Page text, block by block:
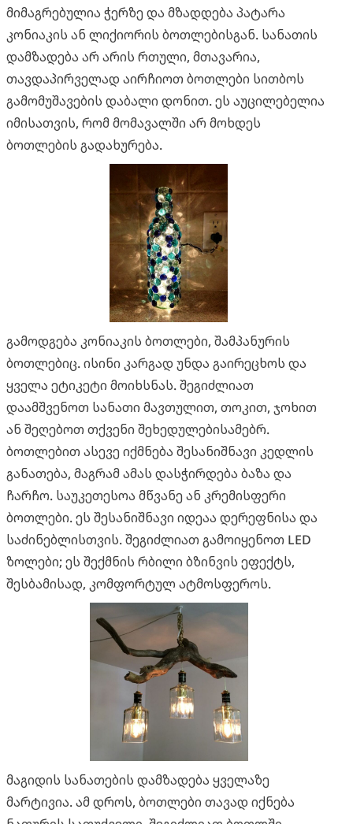
მიმაგრებულია ჭერზე და მზადდება პატარა
კონიაკის ან ლიქიორის ბოთლებისგან. სანათის
დამზადება არ არის რთული, მთავარია,
თავდაპირველად აირჩიოთ ბოთლები სითბოს
გამომუშავების დაბალი დონით. ეს აუცილებელია
იმისათვის, რომ მომავალში არ მოხდეს
ბოთლების გადახურება.
გამოდგება კონიაკის ბოთლები, შამპანურის
ბოთლებიც. ისინი კარგად უნდა გაირეცხოს და
ყველა ეტიკეტი მოიხსნას. შეგიძლიათ
დაამშვენოთ სანათი მავთულით, თოკით, ჯოხით
ან შეღებოთ თქვენი შეხედულებისამებრ.
ბოთლებით ასევე იქმნება შესანიშნავი კედლის
განათება, მაგრამ ამას დასჭირდება ბაზა და
ჩარჩო. საუკეთესოა მწვანე ან კრემისფერი
ბოთლები. ეს შესანიშნავი იდეაა დერეფნისა და
საძინებლისთვის. შეგიძლიათ გამოიყენოთ LED
ზოლები; ეს შექმნის რბილი ბზინვის ეფექტს,
შესბამისად, კომფორტულ ატმოსფეროს.
მაგიდის სანათების დამზადება ყველაზე
მარტივია. ამ დროს, ბოთლები თავად იქნება